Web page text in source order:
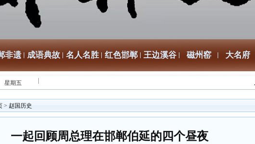
非遗 成语典故 名人名胜 红色邯郸 王边溪谷 磁州窑 大名府
星期五
> 赵国历史
一起回顾周总理在邯郸伯延的四个昼夜